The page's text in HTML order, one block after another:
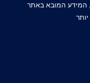
, המידע המובא באתר